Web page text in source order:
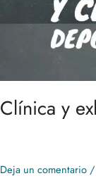
Clínica y
Deja un comentario /